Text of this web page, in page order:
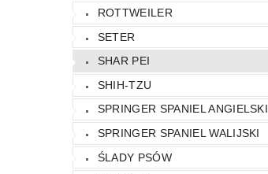
ROTTWEILER
SETER
SHAR PEI
SHIH-TZU
SPRINGER SPANIEL ANGIELSKI
SPRINGER SPANIEL WALIJSKI
ŚLADY PSÓW